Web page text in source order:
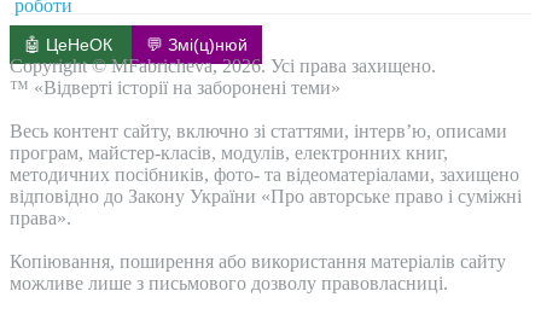
🤖 ЦеНеОК 💬 Змі(ц)нюй
Copyright © MFabricheva, 2026. Усі права захищено.
™ «Відверті історії на заборонені теми»
Весь контент сайту, включно зі статтями, інтерв’ю, описами
програм, майстер-класів, модулів, електронних книг,
методичних посібників, фото- та відеоматеріалами, захищено
відповідно до Закону України «Про авторське право і суміжні
права».
Копіювання, поширення або використання матеріалів сайту
можливе лише з письмового дозволу правовласниці.